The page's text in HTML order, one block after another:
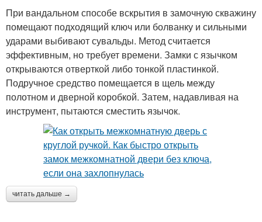
При вандальном способе вскрытия в замочную скважину
помещают подходящий ключ или болванку и сильными
ударами выбивают сувальды. Метод считается
эффективным, но требует времени. Замки с язычком
открываются отверткой либо тонкой пластинкой.
Подручное средство помещается в щель между
полотном и дверной коробкой. Затем, надавливая на
инструмент, пытаются сместить язычок.
читать дальше →